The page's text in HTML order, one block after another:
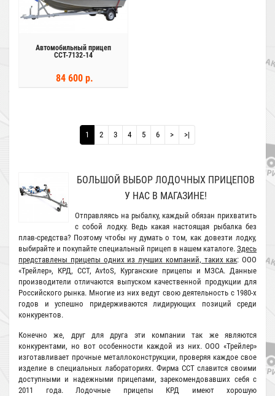
Автомобильный прицеп
ССТ-7132-14
84 600 р.
1 2 3 4 5 6 > >|
БОЛЬШОЙ ВЫБОР ЛОДОЧНЫХ ПРИЦЕПОВ
У НАС В МАГАЗИНЕ!
Отправляясь на рыбалку, каждый обязан прихватить
с собой лодку. Ведь какая настоящая рыбалка без
плав-средства? Поэтому чтобы ну думать о том, как довезти лодку,
выбирайте и покупайте специальный прицеп в нашем каталоге. Здесь
представлены прицепы одних из лучших компаний, таких как: ООО
«Трейлер», КРД, ССТ, AvtoS, Курганские прицепы и МЗСА. Данные
производители отличаются выпуском качественной продукции для
Российского рынка. Многие из них ведут свою деятельность с 1980-х
годов и успешно придерживаются лидирующих позиций среди
конкурентов.
Конечно же, друг для друга эти компании так же являются
конкурентами, но вот особенности каждой из них. ООО «Трейлер»
изготавливает прочные металлоконструкции, проверяя каждое свое
изделие в специальных лабораториях. Фирма ССТ славится своими
доступными и надежными прицепами, зарекомендовавших себя с
2011 года. Лодочные прицепы КРД имеют хорошую